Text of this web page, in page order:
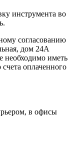
инструмента во
согласованию
дом 24А
необходимо иметь
оплаченного
в офисы